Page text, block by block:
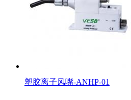
塑胶离子风嘴-ANHP-01